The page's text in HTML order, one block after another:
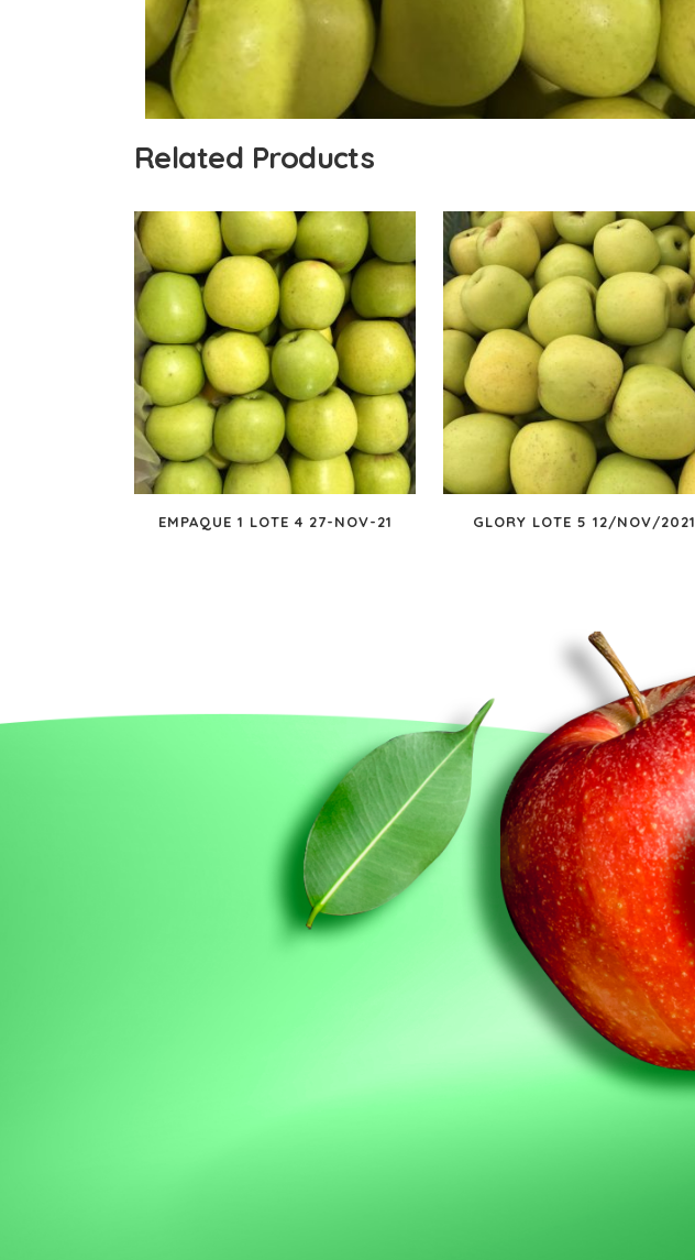
Related Products
EMPAQUE 1 LOTE 4 27-NOV-21 GLORY LOTE 5 12/NOV/2021